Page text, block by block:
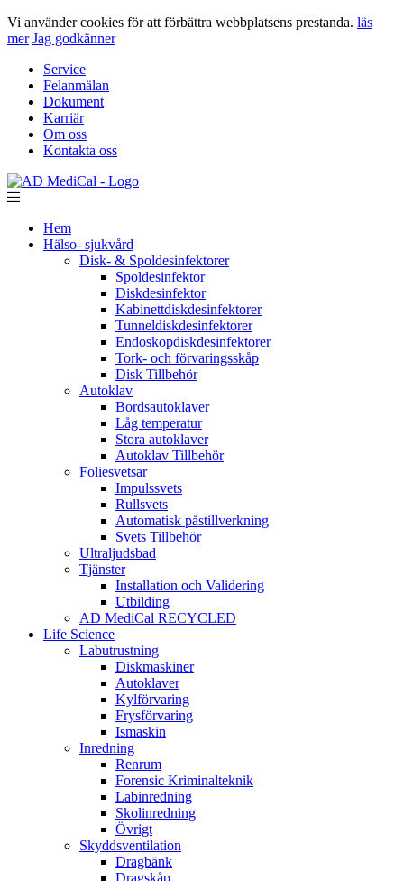
Vi använder cookies för att förbättra webbplatsens prestanda. läs
mer Jag godkänner
Service
Felanmälan
Dokument
Karriär
Om oss
Kontakta oss
Hem
Hälso- sjukvård
Disk- & Spoldesinfektorer
Spoldesinfektor
Diskdesinfektor
Kabinettdiskdesinfektorer
Tunneldiskdesinfektorer
Endoskopdiskdesinfektorer
Tork- och förvaringsskåp
Disk Tillbehör
Autoklav
Bordsautoklaver
Låg temperatur
Stora autoklaver
Autoklav Tillbehör
Foliesvetsar
Impulssvets
Rullsvets
Automatisk påstillverkning
Svets Tillbehör
Ultraljudsbad
Tjänster
Installation och Validering
Utbilding
AD MediCal RECYCLED
Life Science
Labutrustning
Diskmaskiner
Autoklaver
Kylförvaring
Frysförvaring
Ismaskin
Inredning
Renrum
Forensic Kriminalteknik
Labinredning
Skolinredning
Övrigt
Skyddsventilation
Dragbänk
Dragskåp